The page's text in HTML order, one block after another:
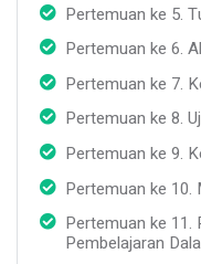
Pertemuan ke 5.
Pertemuan ke 6.
Pertemuan ke 7.
Pertemuan ke 8.
Pertemuan ke 9.
Pertemuan ke 10.
Pertemuan ke 11.
Pembelajaran